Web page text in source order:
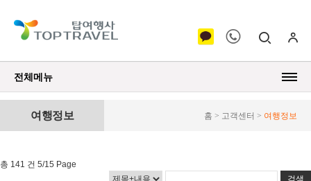
전체메뉴
홈 > 고객센터 > 여행정보
여행정보
총 141 건 5/15 Page